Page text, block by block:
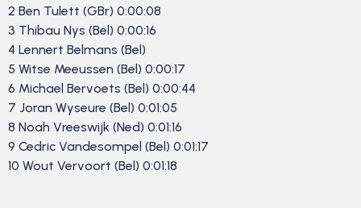
2 Ben Tulett (GBr) 0:00:08
3 Thibau Nys (Bel) 0:00:16
4 Lennert Belmans (Bel)
5 Witse Meeussen (Bel) 0:00:17
6 Michael Bervoets (Bel) 0:00:44
7 Joran Wyseure (Bel) 0:01:05
8 Noah Vreeswijk (Ned) 0:01:16
9 Cedric Vandesompel (Bel) 0:01:17
10 Wout Vervoort (Bel) 0:01:18